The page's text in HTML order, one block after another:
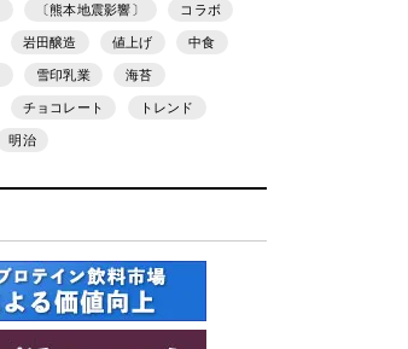
〔熊本地震影響〕 コラボ
岩田醸造 値上げ 中食
雪印乳業 海苔
チョコレート トレンド
明治